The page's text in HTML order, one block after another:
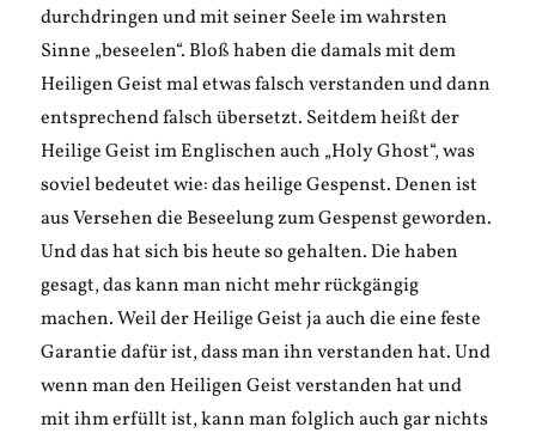
durchdringen und mit seiner Seele im wahrsten
Sinne „beseelen“. Bloß haben die damals mit dem
Heiligen Geist mal etwas falsch verstanden und dann
entsprechend falsch übersetzt. Seitdem heißt der
Heilige Geist im Englischen auch „Holy Ghost“, was
soviel bedeutet wie: das heilige Gespenst. Denen ist
aus Versehen die Beseelung zum Gespenst geworden.
Und das hat sich bis heute so gehalten. Die haben
gesagt, das kann man nicht mehr rückgängig
machen. Weil der Heilige Geist ja auch die eine feste
Garantie dafür ist, dass man ihn verstanden hat. Und
wenn man den Heiligen Geist verstanden hat und
mit ihm erfüllt ist, kann man folglich auch gar nichts